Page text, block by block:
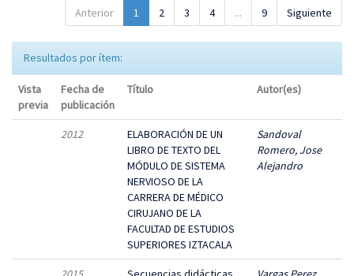
Anterior 1 2 3 4 ... 9 Siguiente
Resultados por ítem:
Vista
previa
Fecha de
publicación
Título Autor(es)
2012
ELABORACIÓN DE UN
LIBRO DE TEXTO DEL
MÓDULO DE SISTEMA
NERVIOSO DE LA
CARRERA DE MÉDICO
CIRUJANO DE LA
FACULTAD DE ESTUDIOS
SUPERIORES IZTACALA
Sandoval
Romero, Jose
Alejandro